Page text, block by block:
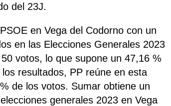
del 23J.
en Vega del Codorno con un
en las Elecciones Generales 2023
votos, lo que supone un 47,16 %
resultados, PP reúne en esta
de los votos. Sumar obtiene un
generales 2023 en Vega